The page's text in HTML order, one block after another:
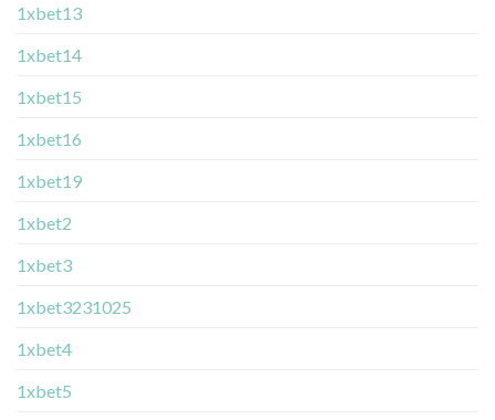
1xbet13
1xbet14
1xbet15
1xbet16
1xbet19
1xbet2
1xbet3
1xbet3231025
1xbet4
1xbet5